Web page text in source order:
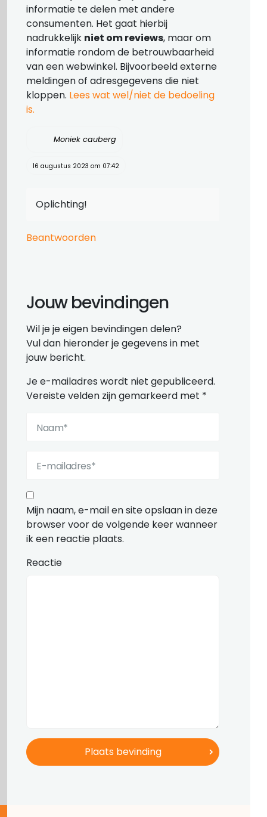
informatie te delen met andere
consumenten. Het gaat hierbij
nadrukkelijk niet om reviews, maar om
informatie rondom de betrouwbaarheid
van een webwinkel. Bijvoorbeeld externe
meldingen of adresgegevens die niet
kloppen. Lees wat wel/niet de bedoeling
is.
Moniek cauberg
16 augustus 2023 om 07:42
Oplichting!
Beantwoorden
Jouw bevindingen
Wil je je eigen bevindingen delen?
Vul dan hieronder je gegevens in met
jouw bericht.
Je e-mailadres wordt niet gepubliceerd.
Vereiste velden zijn gemarkeerd met *
Mijn naam, e-mail en site opslaan in deze
browser voor de volgende keer wanneer
ik een reactie plaats.
Reactie